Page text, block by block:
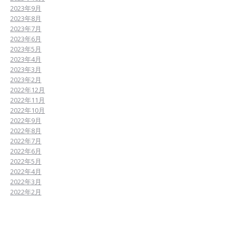
2023年9月
2023年8月
2023年7月
2023年6月
2023年5月
2023年4月
2023年3月
2023年2月
2022年12月
2022年11月
2022年10月
2022年9月
2022年8月
2022年7月
2022年6月
2022年5月
2022年4月
2022年3月
2022年2月